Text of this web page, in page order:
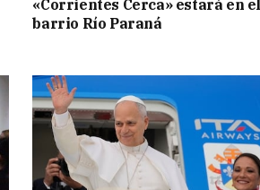
«Corrientes Cerca» estará en el
barrio Río Paraná